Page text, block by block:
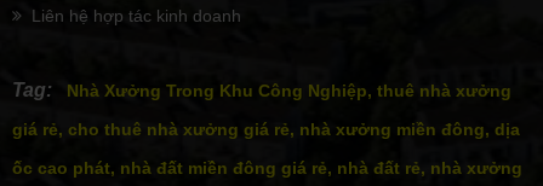
Liên hệ hợp tác kinh doanh
Tag:
Nhà Xưởng Trong Khu Công Nghiệp, thuê nhà xưởng
giá rẻ, cho thuê nhà xưởng giá rẻ, nhà xưởng miền đông, dịa
ốc cao phát, nhà đất miền đông giá rẻ, nhà đất rẻ, nhà xưởng